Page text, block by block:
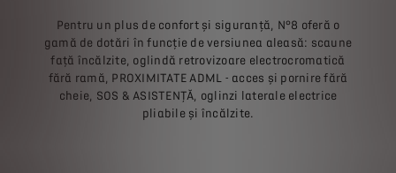
Pentru un plus de confort și siguranță, N°8 oferă o
gamă de dotări în funcție de versiunea aleasă: scaune
față încălzite, oglindă retrovizoare electrocromatică
fără ramă, PROXIMITATE ADML - acces și pornire fără
cheie, SOS & ASISTENȚĂ, oglinzi laterale electrice
pliabile și încălzite.